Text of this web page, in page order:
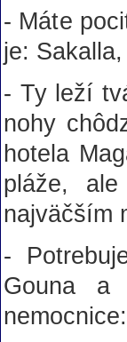
- Máte
je:
- Ty leží
nohy
hotela
pláže,
najväčším
-
Gouna a